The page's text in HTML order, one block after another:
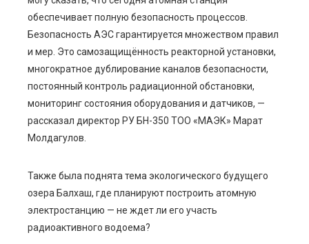
обеспечивает полную безопасность процессов.
Безопасность АЭС гарантируется множеством правил
и мер. Это самозащищённость реакторной установки,
многократное дублирование каналов безопасности,
постоянный контроль радиационной обстановки,
мониторинг состояния оборудования и датчиков, —
рассказал директор РУ БН-350 ТОО «МАЭК» Марат
Молдагулов.
Также была поднята тема экологического будущего
озера Балхаш, где планируют построить атомную
электростанцию — не ждет ли его участь
радиоактивного водоема?